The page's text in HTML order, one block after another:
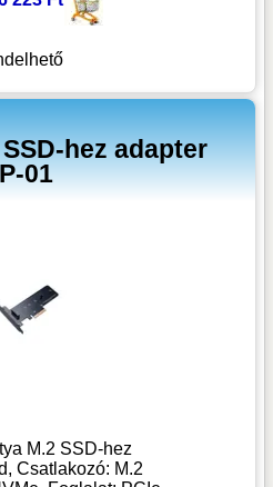
hez adapter
01
M.2 SSD-hez
Csatlakozó: M.2